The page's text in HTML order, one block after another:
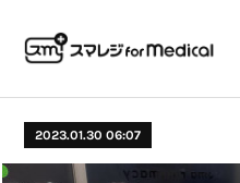
2023.01.30 06:07